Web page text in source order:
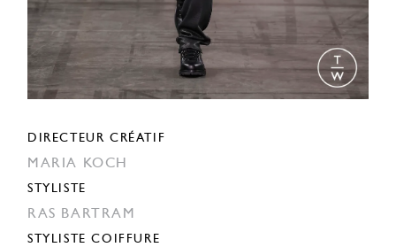
DIRECTEUR CRÉATIF
MARIA KOCH
STYLISTE
RAS BARTRAM
STYLISTE COIFFURE